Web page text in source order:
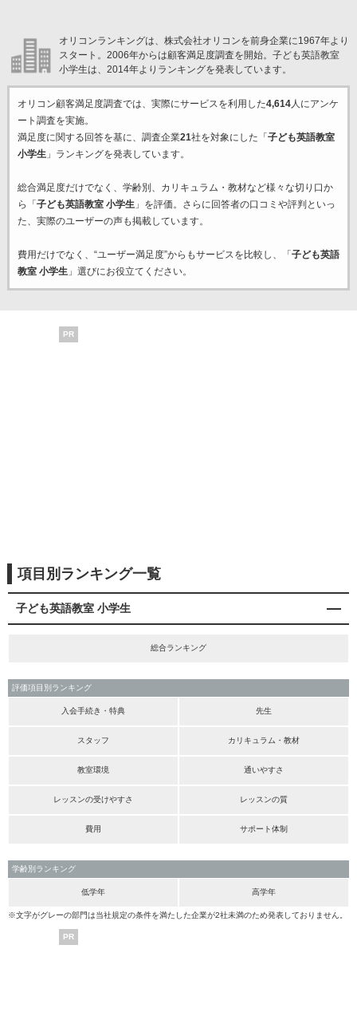
オリコンランキングは、株式会社オリコンを前身企業に1967年より
スタート。2006年からは顧客満足度調査を開始。子ども英語教室
小学生は、2014年よりランキングを発表しています。
オリコン顧客満足度調査では、実際にサービスを利用した4,614人にアンケ
ート調査を実施。
満足度に関する回答を基に、調査企業21社を対象にした「 子ども英語教室
小学生」ランキングを発表しています。
総合満足度だけでなく、学齢別、カリキュラム・教材など様々な切り口か
ら「 子ども英語教室 小学生」を評価。さらに回答者の口コミや評判といっ
た、実際のユーザーの声も掲載しています。
費用だけでなく、“ユーザー満足度”からもサービスを比較し、「 子ども英語
教室 小学生」選びにお役立てください。
PR
項目別ランキング一覧
子ども英語教室 小学生
総合ランキング
評価項目別ランキング
入会手続き・特典 先生
スタッフ カリキュラム・教材
教室環境 通いやすさ
レッスンの受けやすさ レッスンの質
費用 サポート体制
学齢別ランキング
低学年 高学年
※文字がグレーの部門は当社規定の条件を満たした企業が2社未満のため発表しておりません。
PR